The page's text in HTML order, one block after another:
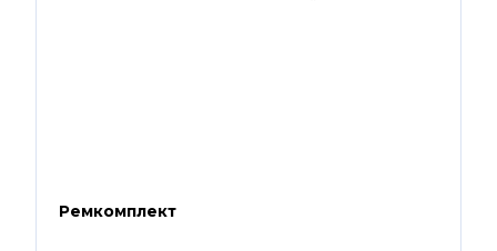
Ремкомплект